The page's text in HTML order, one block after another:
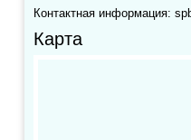
Контактная информация:
Карта